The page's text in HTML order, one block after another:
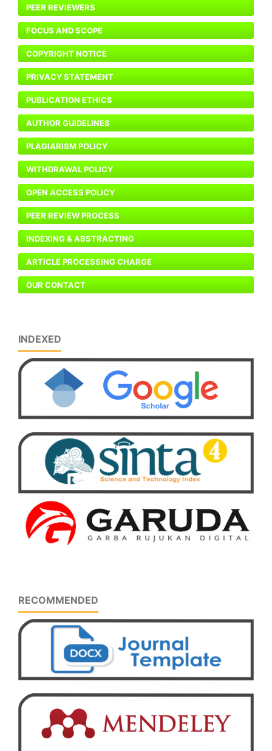
PEER REVIEWERS
FOCUS AND SCOPE
COPYRIGHT NOTICE
PRIVACY STATEMENT
PUBLICATION ETHICS
AUTHOR GUIDELINES
PLAGIARISM POLICY
WITHDRAWAL POLICY
OPEN ACCESS POLICY
PEER REVIEW PROCESS
INDEXING & ABSTRACTING
ARTICLE PROCESSING CHARGE
OUR CONTACT
INDEXED
RECOMMENDED